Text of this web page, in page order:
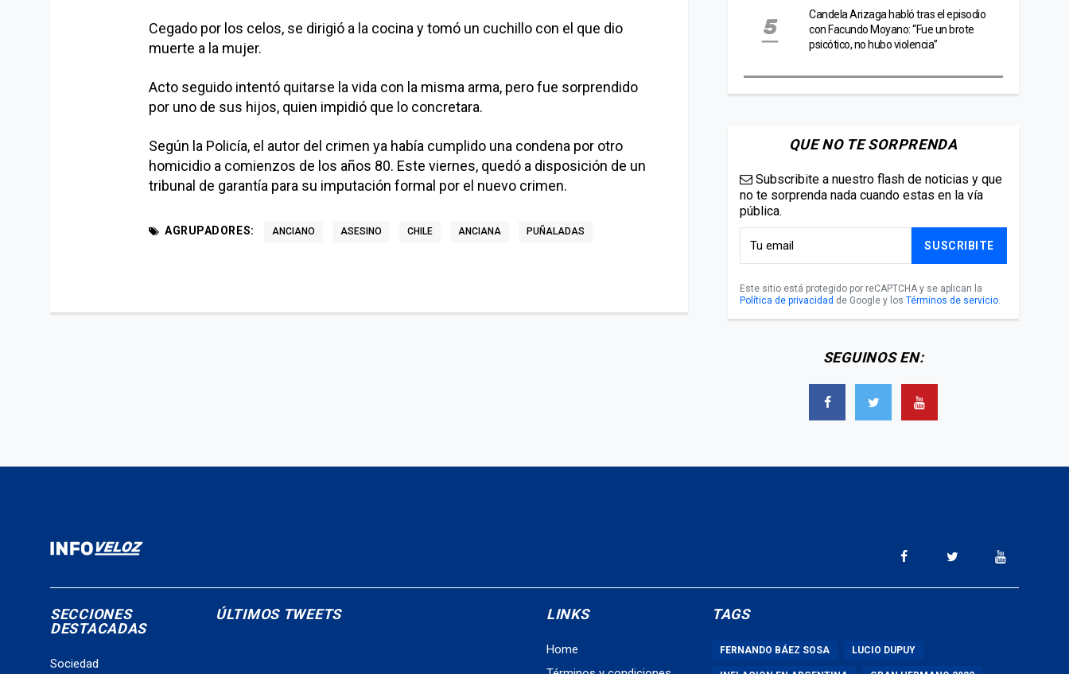
Cegado por los celos, se dirigió a la cocina y tomó un cuchillo con el que dio
muerte a la mujer.
Acto seguido intentó quitarse la vida con la misma arma, pero fue sorprendido
por uno de sus hijos, quien impidió que lo concretara.
Según la Policía, el autor del crimen ya había cumplido una condena por otro
homicidio a comienzos de los años 80. Este viernes, quedó a disposición de un
tribunal de garantía para su imputación formal por el nuevo crimen.
AGRUPADORES: ANCIANO ASESINO CHILE ANCIANA PUÑALADAS
Candela Arizaga habló tras el episodio
con Facundo Moyano: “Fue un brote
psicótico, no hubo violencia”
QUE NO TE SORPRENDA
Subscribite a nuestro flash de noticias y que
no te sorprenda nada cuando estas en la vía
pública.
SUSCRIBITE
Este sitio está protegido por reCAPTCHA y se aplican la
Política de privacidad de Google y los Términos de servicio.
SEGUINOS EN:
SECCIONES
DESTACADAS
Sociedad
ÚLTIMOS TWEETS LINKS
Home
TAGS
FERNANDO BÁEZ SOSA LUCIO DUPUY